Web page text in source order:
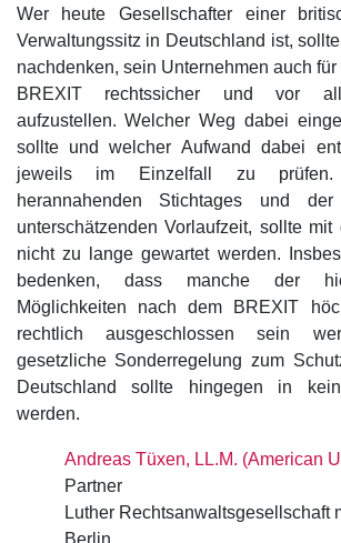
Wer heute Gesellschafter einer
Verwaltungssitz in Deutschland ist,
nachdenken, sein Unternehmen auch
BREXIT rechtssicher und vor
aufzustellen. Welcher Weg dabei
sollte und welcher Aufwand dabei
jeweils im Einzelfall zu prüfen.
herannahenden Stichtages und
unterschätzenden Vorlaufzeit, sollte mit
nicht zu lange gewartet werden.
bedenken, dass manche der
Möglichkeiten nach dem BREXIT
rechtlich ausgeschlossen sein
gesetzliche Sonderregelung zum
Deutschland sollte hingegen in
werden.
Andreas Tüxen, LL.M. (American
Partner
Luther Rechtsanwaltsgesellschaft